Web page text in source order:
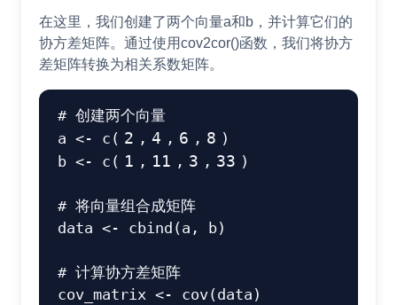
在这里，我们创建了两个向量a和b，并计算它们的
协方差矩阵。通过使用cov2cor()函数，我们将协方
差矩阵转换为相关系数矩阵。
# 创建两个向量
a <- c ( 2 , 4 , 6 , 8 )
b <- c ( 1 , 11 , 3 , 33 )
# 将向量组合成矩阵
data <- cbind (a , b)
# 计算协方差矩阵
cov_matrix <- cov(data )